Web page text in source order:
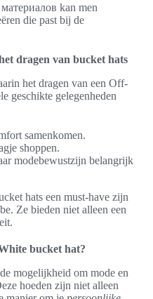
kan men
die past bij de
dragen van bucket hats
het dragen van een Off-
geschikte gelegenheden
samenkomen.
shoppen.
modebewustzijn belangrijk
hats een must-have zijn
Ze bieden niet alleen een
bucket hat?
mogelijkheid om mode en
hoeden zijn niet alleen